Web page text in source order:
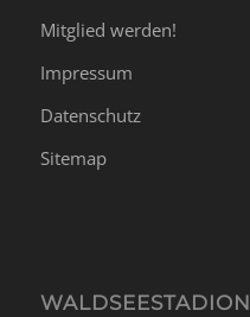
Mitglied werden!
Impressum
Datenschutz
Sitemap
WALDSEESTADION